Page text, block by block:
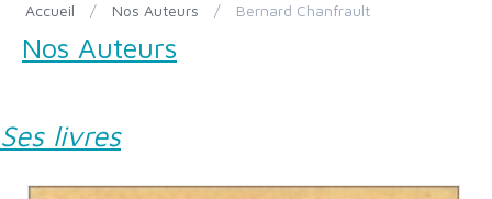
Accueil / Nos Auteurs / Bernard Chanfrault
Nos Auteurs
Ses livres